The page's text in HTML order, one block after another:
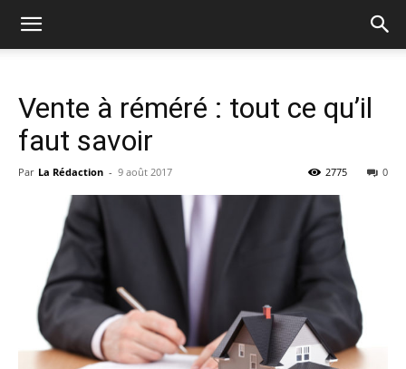
Vente à réméré : tout ce qu’il
faut savoir
Par La Rédaction - 9 août 2017 0
2775